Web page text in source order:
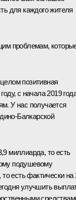
для каждого жителя
проблемам,
позитивная
с начала 2019
У нас получается
Балкарской
миллиарда, то есть
подушевому
есть фактически на
улучшить